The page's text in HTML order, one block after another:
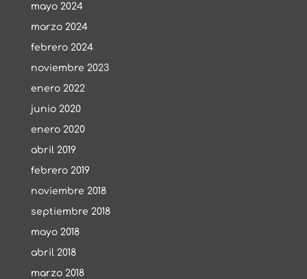
mayo 2024
marzo 2024
febrero 2024
noviembre 2023
enero 2022
junio 2020
enero 2020
abril 2019
febrero 2019
noviembre 2018
septiembre 2018
mayo 2018
abril 2018
marzo 2018